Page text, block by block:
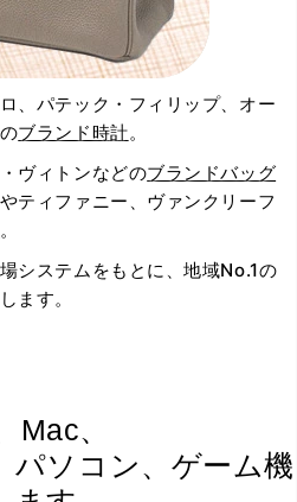
、パテック・フィリップ、オー
ブランド時計。
ヴィトンなどのブランドバッグ
ティファニー、ヴァンクリーフ
。
システムをもとに、地域No.1の
ます。
Mac、
パソコン、ゲーム